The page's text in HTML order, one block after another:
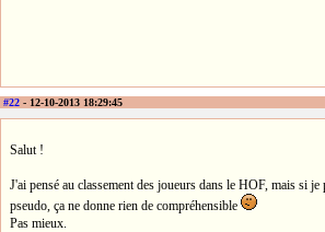
#22 - 12-10-2013 18:29:45
Salut !
J'ai pensé au classement des joueurs dans le HOF, mais si
pseudo, ça ne donne rien de compréhensible
Pas mieux.